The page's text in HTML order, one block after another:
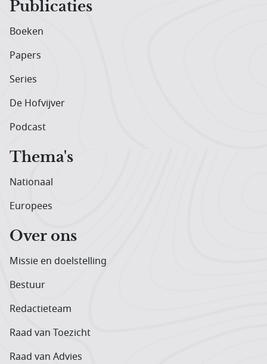
Publicaties
Boeken
Papers
Series
De Hofvijver
Podcast
Thema's
Nationaal
Europees
Over ons
Missie en doelstelling
Bestuur
Redactieteam
Raad van Toezicht
Raad van Advies